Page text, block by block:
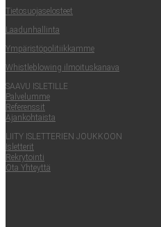
Tie­to­suo­ja­se­los­teet
Laa­dun­hal­lin­ta
Ympä­ris­tö­po­li­tiik­kam­me
Whist­le­blowing ilmoituskanava
SAA­VU ISLETILLE
Pal­ve­lum­me
Refe­rens­sit
Ajan­koh­tais­ta
LII­TY ISLET­TE­RIEN JOUKKOON
Islet­te­rit
Rek­ry­toin­ti
Ota Yhteyt­tä